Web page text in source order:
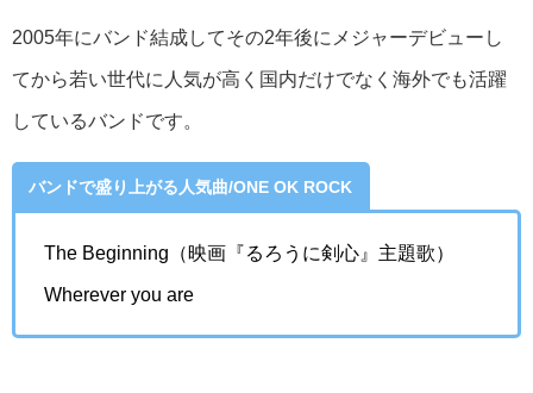
2005年にバンド結成してその2年後にメジャーデビューし
てから若い世代に人気が高く国内だけでなく海外でも活躍
しているバンドです。
バンドで盛り上がる人気曲/ONE OK ROCK
The Beginning（映画『るろうに剣心』主題歌）
Wherever you are